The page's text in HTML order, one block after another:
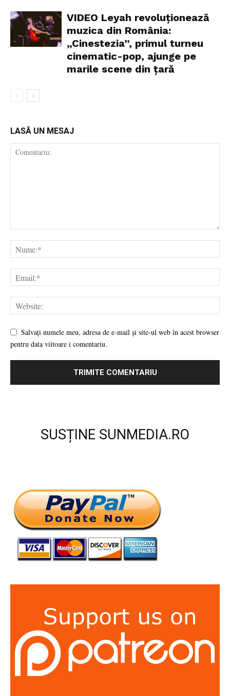
VIDEO Leyah revoluționează
muzica din România:
„Cinestezia”, primul turneu
cinematic-pop, ajunge pe
marile scene din țară
LASĂ UN MESAJ
Salvați numele meu, adresa de e-mail și site-ul web în acest browser
pentru data viitoare i comentariu.
SUSȚINE SUNMEDIA.RO